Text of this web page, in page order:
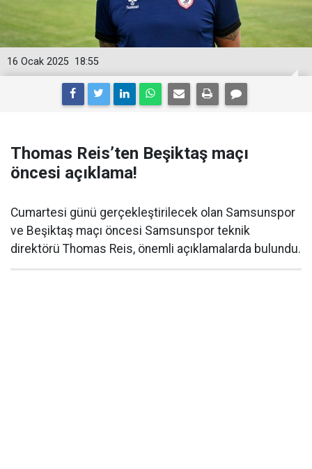
18:55
16 Ocak 2025
Thomas Reis’ten Beşiktaş maçı
öncesi açıklama!
Cumartesi günü gerçekleştirilecek olan Samsunspor
ve Beşiktaş maçı öncesi Samsunspor teknik
direktörü Thomas Reis, önemli açıklamalarda bulundu.